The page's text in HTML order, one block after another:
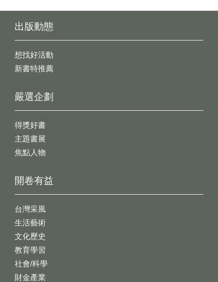
出版動態
想找好活動
新書特推薦
開卷有益
台灣采風
生活藝術
文化歷史
教育學習
社會/科學
財金產業
嚴選企劃
得獎好書
主題書展
焦點人物